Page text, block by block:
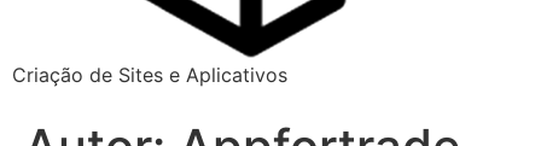
Criação de Sites e Aplicativos